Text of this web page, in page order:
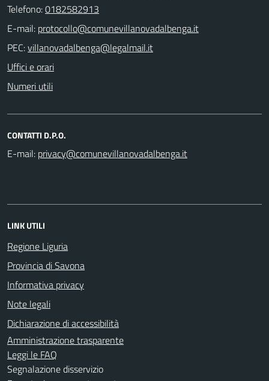
Telefono:0182582913
E-mail:
PEC:
Uffici e orari
Numeri utili
CONTATTI D.P.O.
E-mail:
LINK UTILI
Regione Liguria
Provincia di Savona
Informativa privacy
Note legali
Dichiarazione di accessibilità
Amministrazione trasparente
Leggi le FAQ
Segnalazione disservizio